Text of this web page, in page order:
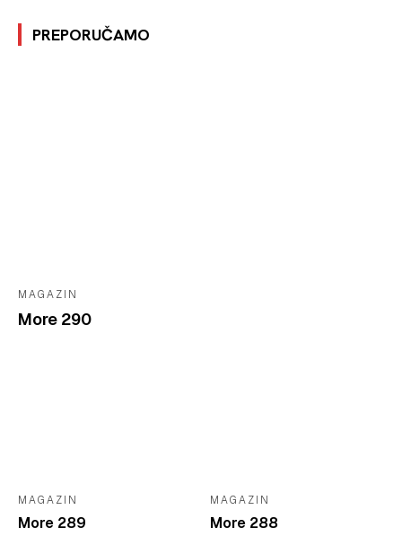
PREPORUČAMO
MAGAZIN
More 290
MAGAZIN
More 289
MAGAZIN
More 288